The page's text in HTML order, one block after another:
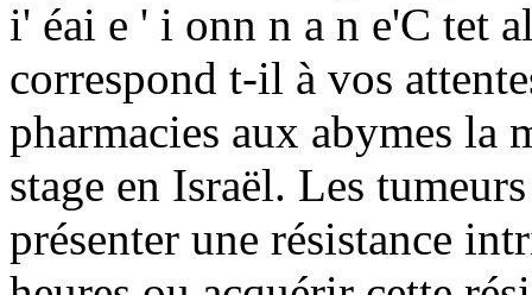
i' éai e ' i onn n a n e'C tet
correspond t-il à vos
pharmacies aux abymes la
stage en Israël. Les
présenter une résistance